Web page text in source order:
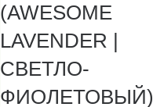
(AWESOME
LAVENDER |
СВЕТЛО-
ФИОЛЕТОВЫЙ)